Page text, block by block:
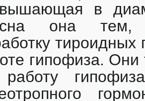
в
она тем,
гипофиза. Они